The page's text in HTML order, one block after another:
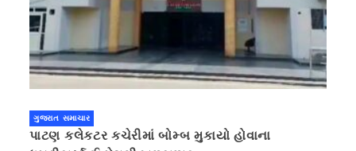
ગુજરાત સમાચાર
પાટણ કલેકટર કચેરીમાં બોમ્બ મુકાયો હોવાના